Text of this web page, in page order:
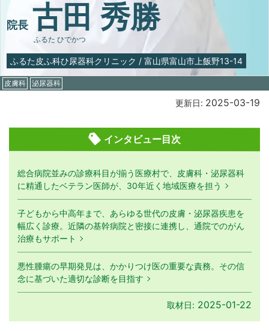
院長 古田 秀勝
ふるた ひでかつ
ふるた皮ふ科ひ尿器科クリニック / 富山県富山市上飯野13-14
皮膚科 泌尿器科
更新日: 2025-03-19
インタビュー目次
総合病院並みの診療科目が揃う医療村で、皮膚科・泌尿器科
に精通したベテラン医師が、30年近く地域医療を担う
子どもから中高年まで、あらゆる世代の皮膚・泌尿器疾患を
幅広く診療。近隣の基幹病院と密接に連携し、通院でのがん
治療もサポート
悪性腫瘍の早期発見は、かかりつけ医の重要な責務。その信
念に基づいた適切な診断を目指す
取材日: 2025-01-22